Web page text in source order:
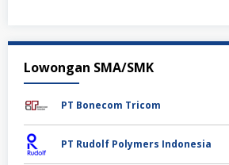
Lowongan SMA/SMK
PT Bonecom Tricom
PT Rudolf Polymers Indonesia